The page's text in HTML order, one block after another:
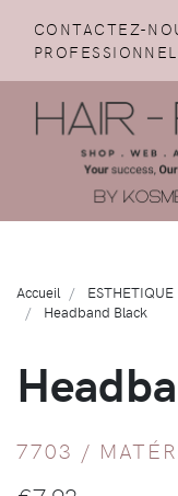
CONTACTEZ-
PROFESSIONNEL
Accueil ESTHETIQUE
Headband Black
7703 /